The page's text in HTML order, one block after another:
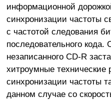
информационной
синхронизации частоты
с частотой следования
последовательного кода.
незаписанного CD-R
хитроумные технические
синхронизации частоты
данном случае со